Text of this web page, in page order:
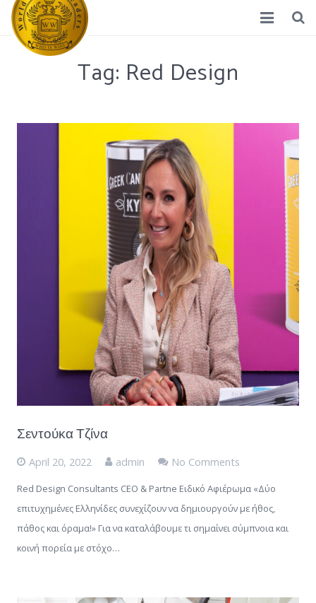
Home
Διεθνείς Γυναίκες ΗγέτεςTag: Red Design
Σεντούκα Τζίνα
April 20, 2022 admin No Comments
Red Design Consultants CEO & Partne Ειδικό Αφιέρωμα «Δύο
επιτυχημένες Ελληνίδες συνεχίζουν να δημιουργούν με ήθος,
πάθος και όραμα!» Για να καταλάβουμε τι σημαίνει σύμπνοια και
κοινή πορεία με στόχο…